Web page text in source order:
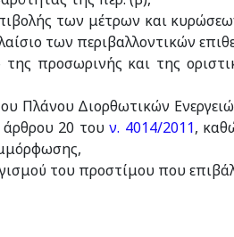
των μέτρων και
των περιβαλλοντικών
της προσωρινής και της
Πλάνου Διορθωτικών
άρθρου 20 τουν. 4014/2011,
του προστίμου που